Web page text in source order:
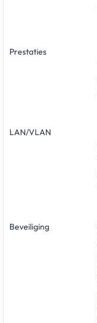
Prestaties
LAN/VLAN
Beveiliging